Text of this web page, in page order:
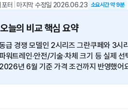
터 마지막 수정일 2026.06.23 소요시간 약9분
늘의 비교 핵심 요약
급 경쟁 모델인 2시리즈 그란쿠페와 3시
워트레인·안전/기술·차체 크기 등 실제
2026년 6월 기준 가격 조건까지 반영했어